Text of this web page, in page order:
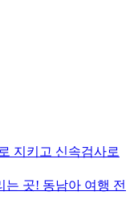
지키고 신속검사로
는 곳! 동남아 여행 전